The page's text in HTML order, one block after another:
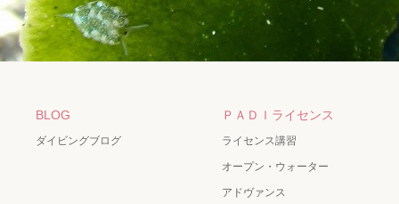
BLOG
ダイビングブログ
ＰＡＤＩライセンス
ライセンス講習
オープン・ウォーター
アドヴァンス